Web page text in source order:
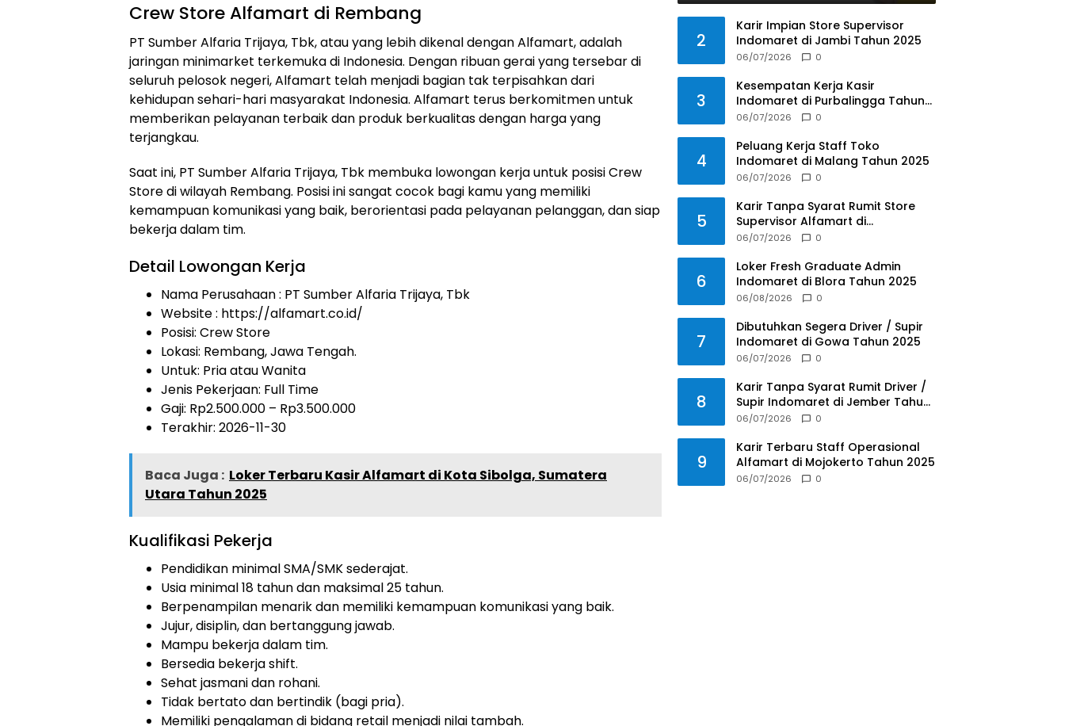
Crew Store Alfamart di Rembang
PT Sumber Alfaria Trijaya, Tbk, atau yang lebih dikenal dengan Alfamart, adalah
jaringan minimarket terkemuka di Indonesia. Dengan ribuan gerai yang tersebar di
seluruh pelosok negeri, Alfamart telah menjadi bagian tak terpisahkan dari
kehidupan sehari-hari masyarakat Indonesia. Alfamart terus berkomitmen untuk
memberikan pelayanan terbaik dan produk berkualitas dengan harga yang
terjangkau.
Saat ini, PT Sumber Alfaria Trijaya, Tbk membuka lowongan kerja untuk posisi Crew
Store di wilayah Rembang. Posisi ini sangat cocok bagi kamu yang memiliki
kemampuan komunikasi yang baik, berorientasi pada pelayanan pelanggan, dan siap
bekerja dalam tim.
Detail Lowongan Kerja
Nama Perusahaan : PT Sumber Alfaria Trijaya, Tbk
Website : https://alfamart.co.id/
Posisi: Crew Store
Lokasi: Rembang, Jawa Tengah.
Untuk: Pria atau Wanita
Jenis Pekerjaan: Full Time
Gaji: Rp2.500.000 – Rp3.500.000
Terakhir: 2026-11-30
Baca Juga : Loker Terbaru Kasir Alfamart di Kota Sibolga, Sumatera
Utara Tahun 2025
Kualifikasi Pekerja
Pendidikan minimal SMA/SMK sederajat.
Usia minimal 18 tahun dan maksimal 25 tahun.
Berpenampilan menarik dan memiliki kemampuan komunikasi yang baik.
Jujur, disiplin, dan bertanggung jawab.
Mampu bekerja dalam tim.
Bersedia bekerja shift.
Sehat jasmani dan rohani.
Tidak bertato dan bertindik (bagi pria).
Memiliki pengalaman di bidang retail menjadi nilai tambah.
2
Karir Impian Store Supervisor
Indomaret di Jambi Tahun 2025
06/07/2026 0
3
Kesempatan Kerja Kasir
Indomaret di Purbalingga Tahun
2025
06/07/2026 0
4
Peluang Kerja Staff Toko
Indomaret di Malang Tahun 2025
06/07/2026 0
5
Karir Tanpa Syarat Rumit Store
Supervisor Alfamart di
Banjarnegara Tahun 2025
06/07/2026 0
6
Loker Fresh Graduate Admin
Indomaret di Blora Tahun 2025
06/08/2026 0
7
Dibutuhkan Segera Driver / Supir
Indomaret di Gowa Tahun 2025
06/07/2026 0
8
Karir Tanpa Syarat Rumit Driver /
Supir Indomaret di Jember Tahun
2025
06/07/2026 0
9
Karir Terbaru Staff Operasional
Alfamart di Mojokerto Tahun 2025
06/07/2026 0